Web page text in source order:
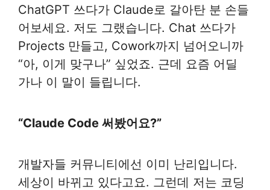
ChatGPT 쓰다가 Claude로 갈아탄 분 손들
어보세요. 저도 그랬습니다. Chat 쓰다가
Projects 만들고, Cowork까지 넘어오니까
“아, 이게 맞구나” 싶었죠. 근데 요즘 어딜
가나 이 말이 들립니다.
“Claude Code 써봤어요?”
개발자들 커뮤니티에선 이미 난리입니다.
세상이 바뀌고 있다고요. 그런데 저는 코딩